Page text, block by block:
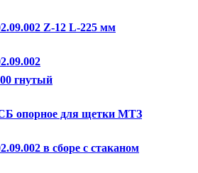
Z-12 L-225 мм
гнутый
опорное для щетки МТЗ
в сборе с стаканом